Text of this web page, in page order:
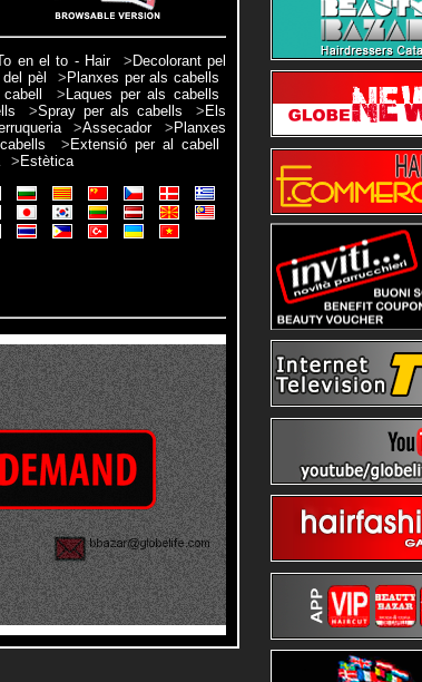
en el to - Hair > Decolorant pel
pèl > Planxes per als cabells
> Laques per als cabells
>Spray per als cabells > Els
>Assecador > Planxes
> Extensió per al cabell
> Estètica